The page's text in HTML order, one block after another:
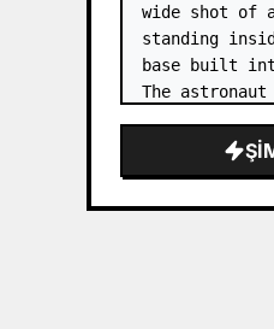
wide shot of
standing
base built
The
behind and